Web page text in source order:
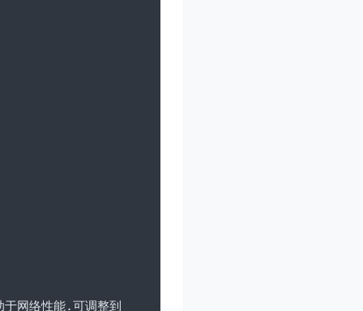
网络性能.可调整到